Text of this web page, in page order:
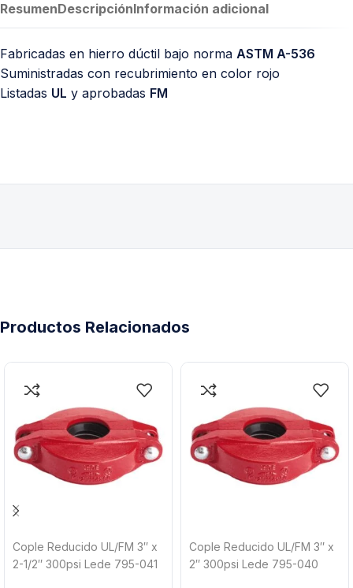
ResumenDescripciónInformación adicional
Fabricadas en hierro dúctil bajo norma ASTM A-536
Suministradas con recubrimiento en color rojo
Listadas UL y aprobadas FM
Productos Relacionados
Cople Reducido UL/FM 3″ x
2-1/2″ 300psi Lede 795-041
Cople Reducido UL/FM 3″ x
2″ 300psi Lede 795-040